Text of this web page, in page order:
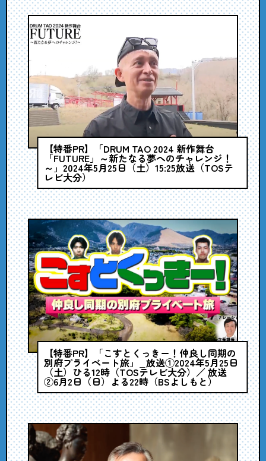
【特番PR】「DRUM TAO 2024 新作舞台
「FUTURE」～新たなる夢へのチャレンジ！
～」2024年5月25日（土）15:25放送（TOSテ
レビ大分）
【特番PR】「こすとくっきー！仲良し同期の
別府プライベート旅」_放送①2024年5月25日
（土）ひる12時（TOSテレビ大分）／ 放送
②6月2日（日）よる22時（BSよしもと）